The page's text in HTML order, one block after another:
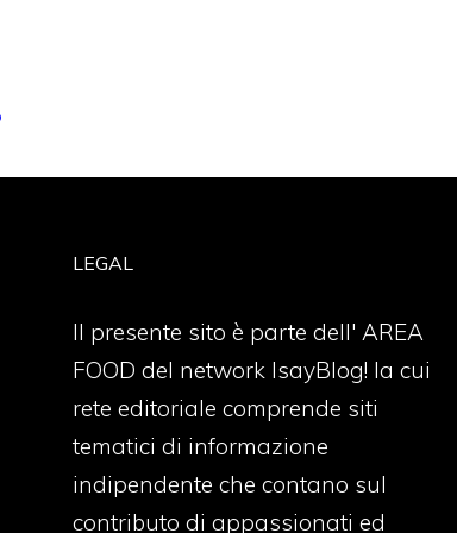
LEGAL
Il presente sito è parte dell' AREA
FOOD del network IsayBlog! la cui
rete editoriale comprende siti
tematici di informazione
indipendente che contano sul
contributo di appassionati ed